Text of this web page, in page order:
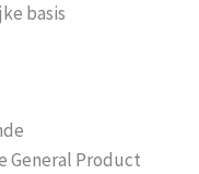
basis
General Product